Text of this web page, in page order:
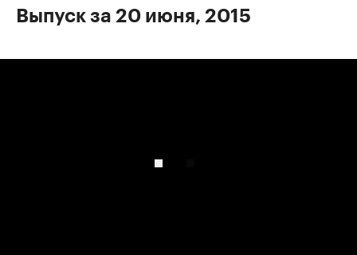
Выпуск за 20 июня, 2015